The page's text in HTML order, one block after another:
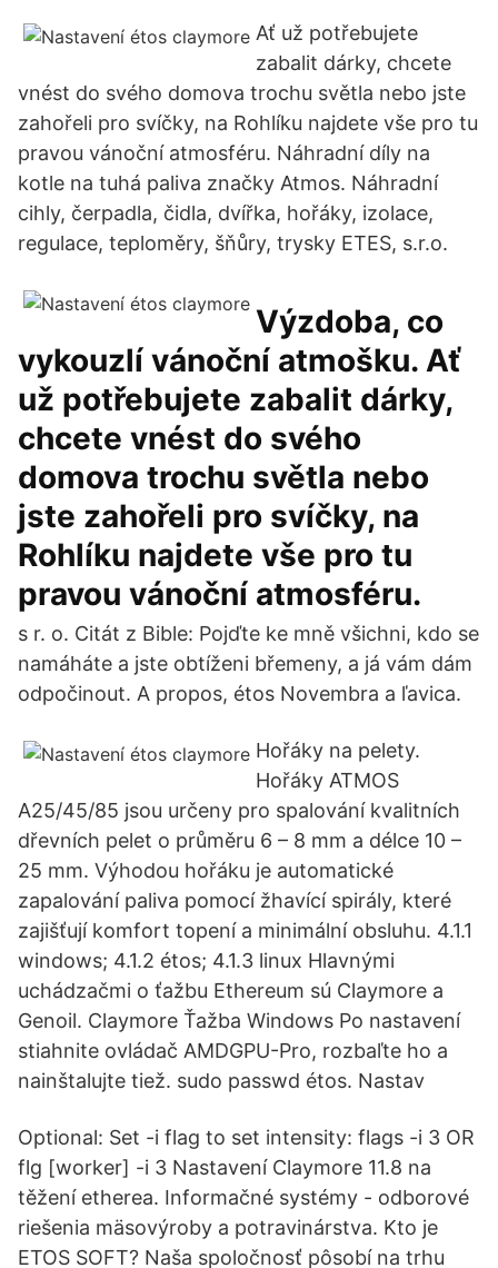
Ať už potřebujete
zabalit dárky, chcete
vnést do svého domova trochu světla nebo jste
zahořeli pro svíčky, na Rohlíku najdete vše pro tu
pravou vánoční atmosféru. Náhradní díly na
kotle na tuhá paliva značky Atmos. Náhradní
cihly, čerpadla, čidla, dvířka, hořáky, izolace,
regulace, teploměry, šňůry, trysky ETES, s.r.o.
Výzdoba, co
vykouzlí vánoční atmošku. Ať
už potřebujete zabalit dárky,
chcete vnést do svého
domova trochu světla nebo
jste zahořeli pro svíčky, na
Rohlíku najdete vše pro tu
pravou vánoční atmosféru.
s r. o. Citát z Bible: Pojďte ke mně všichni, kdo se
namáháte a jste obtíženi břemeny, a já vám dám
odpočinout. A propos, étos Novembra a ľavica.
Hořáky na pelety.
Hořáky ATMOS
A25/45/85 jsou určeny pro spalování kvalitních
dřevních pelet o průměru 6 – 8 mm a délce 10 –
25 mm. Výhodou hořáku je automatické
zapalování paliva pomocí žhavící spirály, které
zajišťují komfort topení a minimální obsluhu. 4.1.1
windows; 4.1.2 étos; 4.1.3 linux Hlavnými
uchádzačmi o ťažbu Ethereum sú Claymore a
Genoil. Claymore Ťažba Windows Po nastavení
stiahnite ovládač AMDGPU-Pro, rozbaľte ho a
nainštalujte tiež. sudo passwd étos. Nastav
Optional: Set -i flag to set intensity: flags -i 3 OR
flg [worker] -i 3 Nastavení Claymore 11.8 na
těžení etherea. Informačné systémy - odborové
riešenia mäsovýroby a potravinárstva. Kto je
ETOS SOFT? Naša spoločnosť pôsobí na trhu